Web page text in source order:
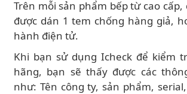
Trên mỗi sản phẩm bếp từ cao
được dán 1 tem chống hàng giả,
hành điện tử.
Khi bạn sử dụng Icheck để kiểm
hãng, bạn sẽ thấy được các
như: Tên công ty, sản phẩm,